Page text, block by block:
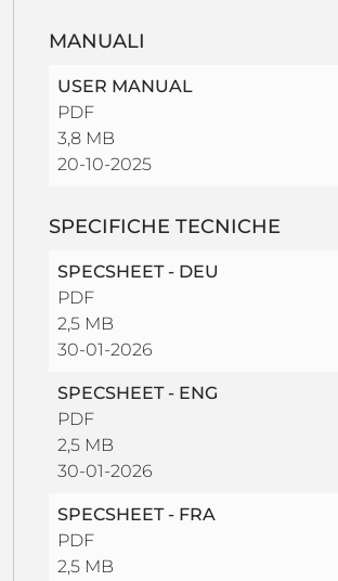
MANUALI
USER MANUAL
PDF
3,8 MB
20-10-2025
SPECIFICHE TECNICHE
SPECSHEET - DEU
PDF
2,5 MB
30-01-2026
SPECSHEET - ENG
PDF
2,5 MB
30-01-2026
SPECSHEET - FRA
PDF
2,5 MB